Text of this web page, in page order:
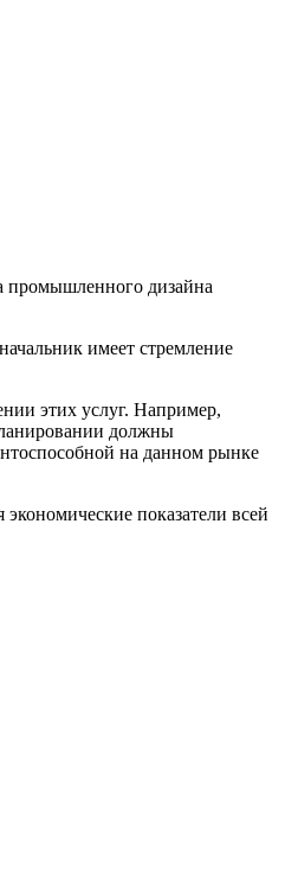
промышленного дизайна
имеет стремление
этих услуг. Например,
должны
на данном рынке
показатели всей